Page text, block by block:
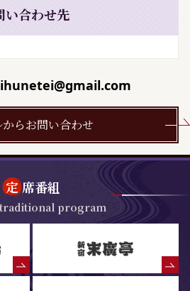
い合わせ先
からお問い合わせ
定 席番組
program